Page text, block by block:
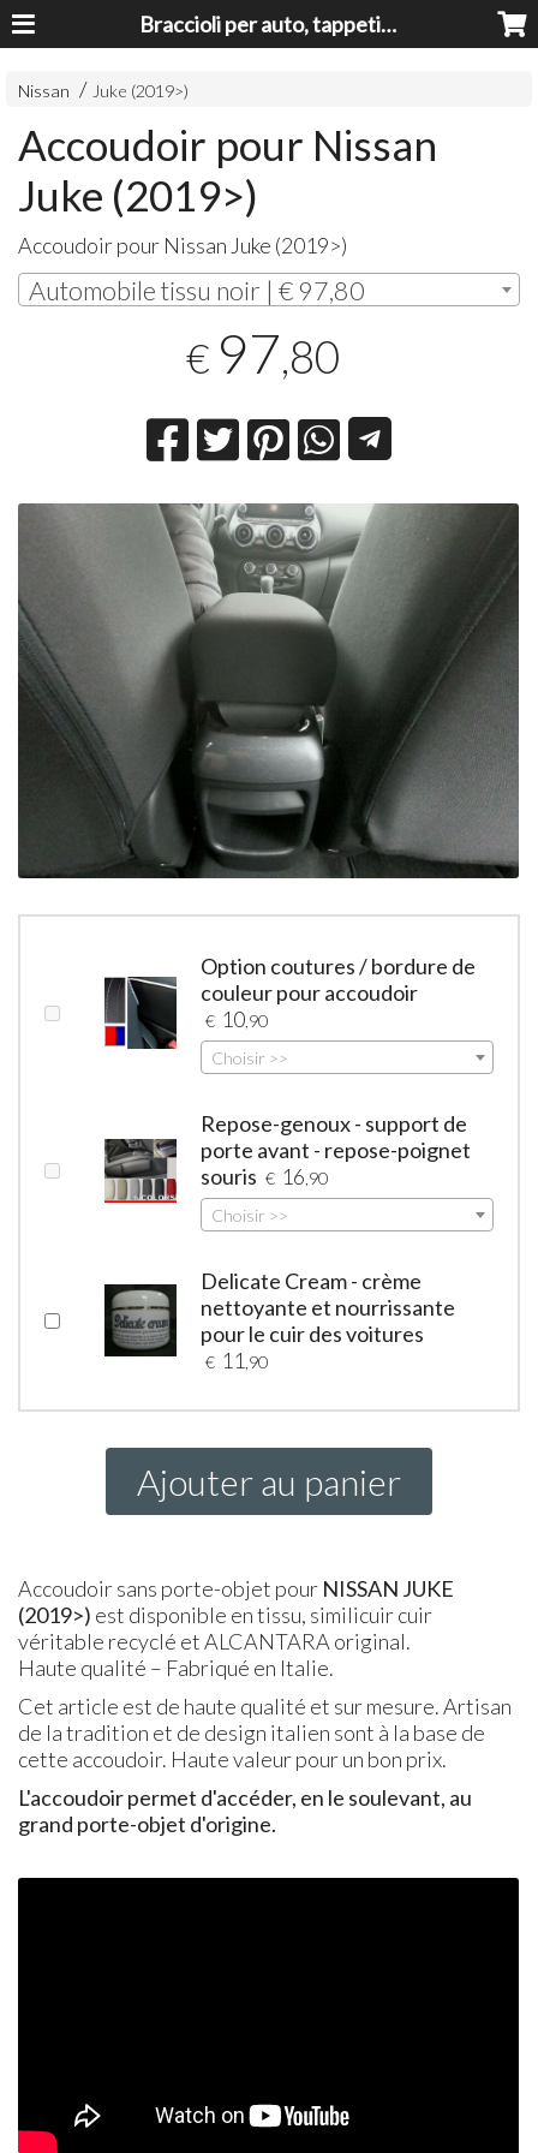
Braccioli per auto, tappeti auto, accessori auto MADE IN ITALY - Armrests, Mittelarmlehnen, Accoundoirs
Nissan Juke (2019>)
Accoudoir pour Nissan
Juke (2019>)
Accoudoir pour Nissan Juke (2019>)
Automobile tissu noir | € 97,80
€ 97,80
Option coutures / bordure de
couleur pour accoudoir
€ 10 ,90
Choisir >>
Repose-genoux - support de
porte avant - repose-poignet
souris € 16 ,90
Choisir >>
Delicate Cream - crème
nettoyante et nourrissante
pour le cuir des voitures
€ 11 ,90
Ajouter au panier
Accoudoir sans porte-objet pour NISSAN JUKE
(2019>) est disponible en tissu, similicuir cuir
véritable recyclé et ALCANTARA original.
Haute qualité – Fabriqué en Italie.
Cet article est de haute qualité et sur mesure. Artisan
de la tradition et de design italien sont à la base de
cette accoudoir. Haute valeur pour un bon prix.
L'accoudoir permet d'accéder, en le soulevant, au
grand porte-objet d'origine.